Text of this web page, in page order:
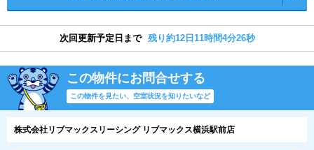
次回更新予定日まで 残り約12日11時間4分26秒
この物件にお問合せする
この物件を見たい、空室状況を知りたいなど
株式会社リブマックスリーシング リブマックス横浜駅前店